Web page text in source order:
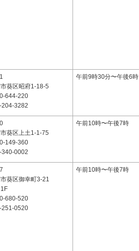
葵区昭府1-18-5
644-220
204-3282
午前9時30分〜午後6時
葵区上土1-1-75
149-360
340-0002
午前10時〜午後7時
葵区御幸町3-21
680-520
251-0520
午前10時〜午後7時